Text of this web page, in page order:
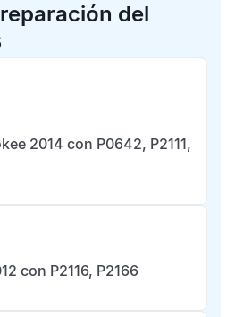
del
2014 con P0642, P2111,
con P2116, P2166